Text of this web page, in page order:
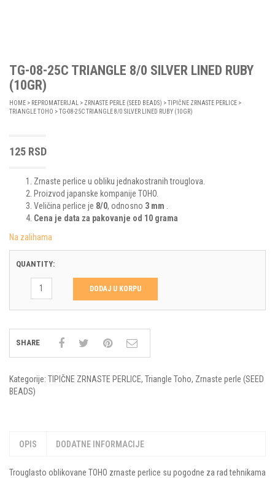
TG-08-25C TRIANGLE 8/0 SILVER LINED RUBY
(10GR)
HOME > REPROMATERIJAL > ZRNASTE PERLE (SEED BEADS) >TIPIČNE ZRNASTE PERLICE >
TRIANGLE TOHO > TG-08-25C TRIANGLE 8/0 SILVER LINED RUBY (10GR)
125 RSD
Zrnaste perlice u obliku jednakostranih trouglova.
Proizvod japanske kompanije TOHO.
Veličina perlice je 8/0, odnosno 3 mm
Cena je data za pakovanje od 10 grama
Na zalihama
QUANTITY:
DODAJ U KORPU
SHARE
Kategorije: TIPIČNE ZRNASTE PERLICE, Triangle Toho, Zrnaste perle (SEED
BEADS)
OPIS DODATNE INFORMACIJE
Trouglasto oblikovane TOHO zrnaste perlice su pogodne za rad tehnikama